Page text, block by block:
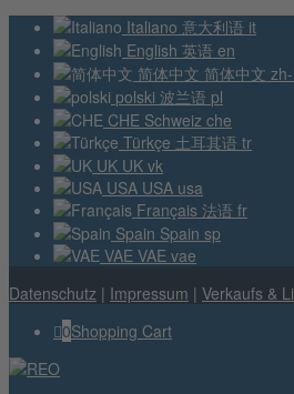
Italiano 意大利语 it
English 英语 en
简体中文 简体中文
polski 波兰语 pl
CHE Schweiz che
Türkçe 土耳其语 tr
UK UK vk
USA USA usa
Français 法语 fr
Spain Spain sp
VAE VAE vae
Datenschutz | Impressum | Verkaufs &
0Shopping Cart